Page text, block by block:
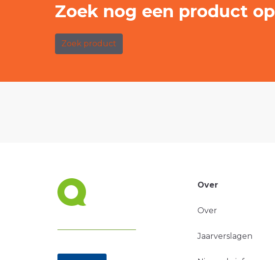
Zoek nog een product op
Zoek product
Over
Over
Jaarverslagen